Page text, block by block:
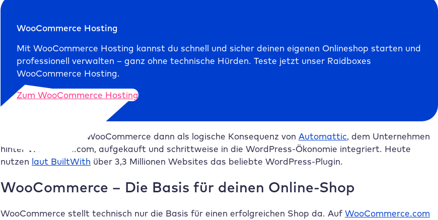
WooCommerce Hosting
Mit WooCommerce Hosting kannst du schnell und sicher deinen eigenen Onlineshop starten und
professionell verwalten – ganz ohne technische Hürden. Teste jetzt unser Raidboxes
WooCommerce Hosting.
Zum WooCommerce Hosting
Im Jahr 2015 wurde WooCommerce dann als logische Konsequenz von Automattic, dem Unternehmen
hinter WordPress.com, aufgekauft und schrittweise in die WordPress-Ökonomie integriert. Heute
nutzen laut BuiltWith über 3,3 Millionen Websites das beliebte WordPress-Plugin.
WooCommerce – Die Basis für deinen Online-Shop
WooCommerce stellt technisch nur die Basis für einen erfolgreichen Shop da. Auf WooCommerce.com